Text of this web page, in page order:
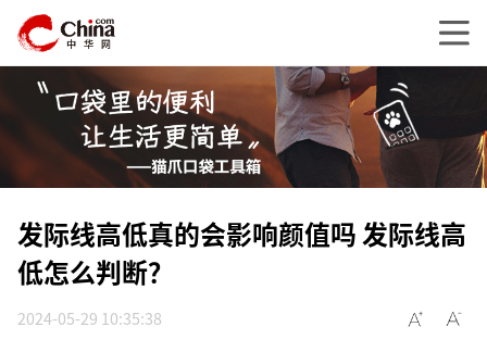
发际线高低真的会影响颜值吗 发际线高
低怎么判断？
2024-05-29 10:35:38